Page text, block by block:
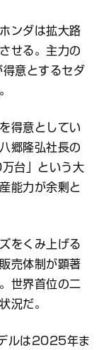
ンダは拡大路
せる。主力の
意とするセダ
得意としてい
郷隆弘社長の
台」という大
能力が余剰と
をくみ上げる
売体制が顕著
世界首位の二
況だ。
ルは2025年ま